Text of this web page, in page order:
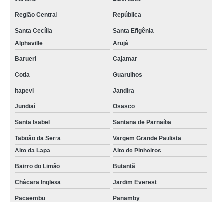
Região Central República
Santa Cecília
Santa Efigênia
Alphaville
Arujá
Barueri Cajamar
Cotia Guarulhos
Itapevi Jandira
Jundiaí Osasco
Santa Isabel Santana de Parnaíba
Taboão da Serra
Vargem Grande Paulista
Alto da Lapa
Alto de Pinheiros
Bairro do Limão Butantã
Chácara Inglesa Jardim Everest
Pacaembu Panamby